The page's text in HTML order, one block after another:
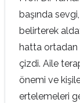
başında
belirterek
hatta ortadan
çizdi. Aile
önemi ve
ertelemeleri